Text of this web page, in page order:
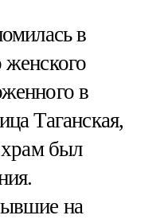
в
женского
в
Таганская,
был
на